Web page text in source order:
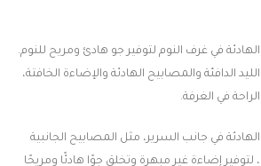
في غرف النوم لتوفير جو هادئ ومريح للنوم.
الدافئة والمصابيح الهادئة والإضاءة الخافتة،
في الغرفة.
في جانب السرير، مثل المصابيح الجانبية
إضاءة غير مبهرة وتخلق جوًا هادئًا ومريحًا